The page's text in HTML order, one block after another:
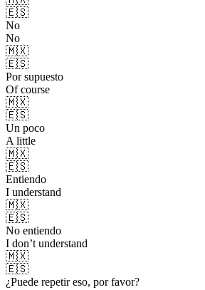
🇪🇸
No
No
🇲🇽
🇪🇸
Por supuesto
Of course
🇲🇽
🇪🇸
Un poco
A little
🇲🇽
🇪🇸
Entiendo
I understand
🇲🇽
🇪🇸
No entiendo
I don’t understand
🇲🇽
🇪🇸
¿Puede repetir eso, por favor?